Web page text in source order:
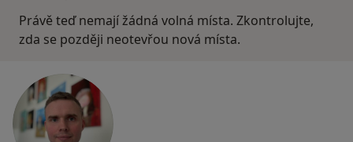
Právě teď nemají žádná volná místa. Zkontrolujte,
zda se později neotevřou nová místa.